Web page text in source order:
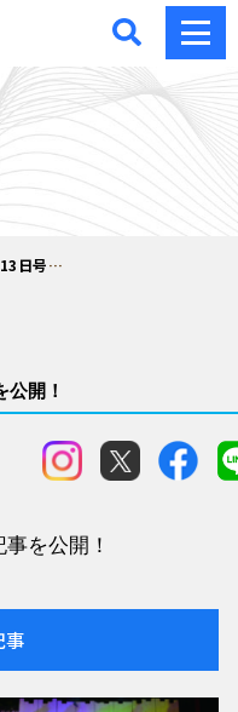
・西多摩の
を公開！
開！
を公開！
事